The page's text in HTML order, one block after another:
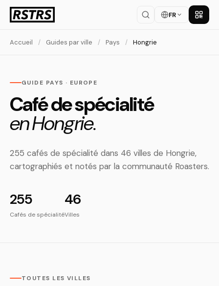
FR
Accueil / Guides par ville / Pays / Hongrie
GUIDE PAYS · EUROPE
Café de spécialité
en Hongrie.
255 cafés de spécialité dans 46 villes de Hongrie,
cartographiés et notés par la communauté Roasters.
255
Cafés de spécialité
46
Villes
TOUTES LES VILLES